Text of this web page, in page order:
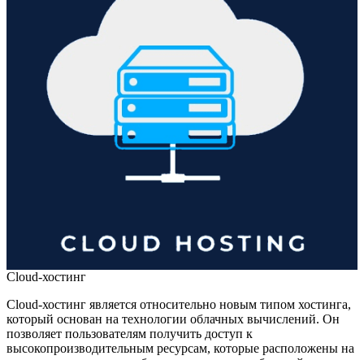
Cloud-хостинг
Cloud-хостинг является относительно новым типом хостинга,
который основан на технологии облачных вычислений. Он
позволяет пользователям получить доступ к
высокопроизводительным ресурсам, которые расположены на